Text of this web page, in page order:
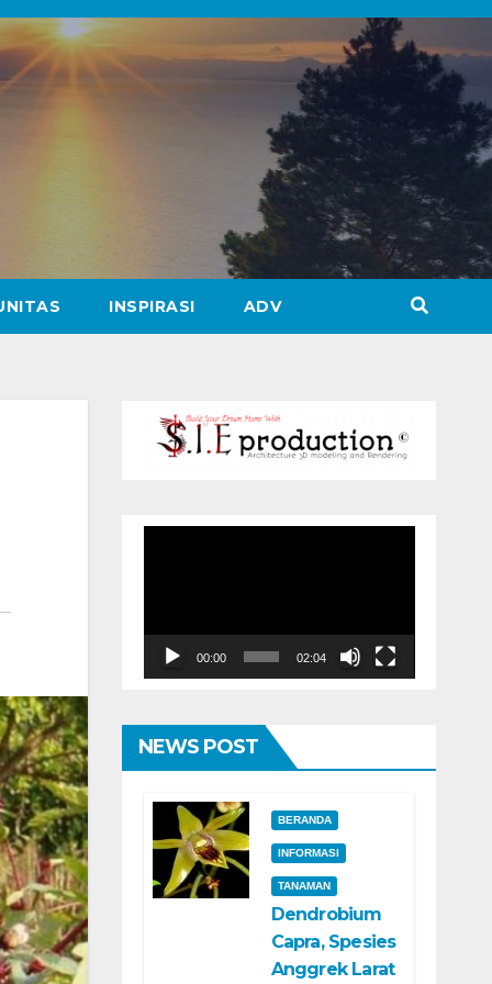
INSPIRASI ADV
00:00 02:04
NEWS POST
BERANDA
INFORMASI
TANAMAN
Dendrobium
Capra, Spesies
Anggrek Larat